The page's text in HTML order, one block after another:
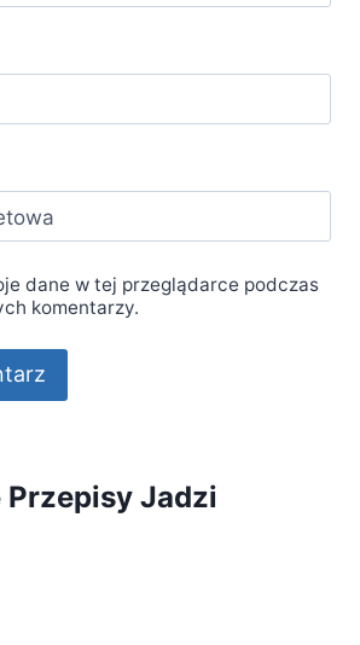
dane w tej przeglądarce podczas
komentarzy.
Przepisy Jadzi